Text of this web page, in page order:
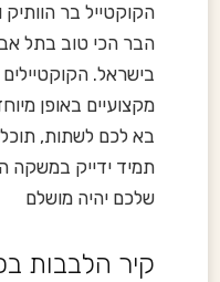
הקוקטייל בר
הבר הכי טוב בתל
בישראל.
מקצועיים באופן
בא לכם לשתות,
תמיד ידייק במשקה
שלכם יהיה מושלם
קיר הלבבות